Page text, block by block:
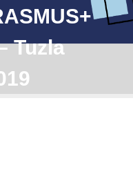
Tuzla